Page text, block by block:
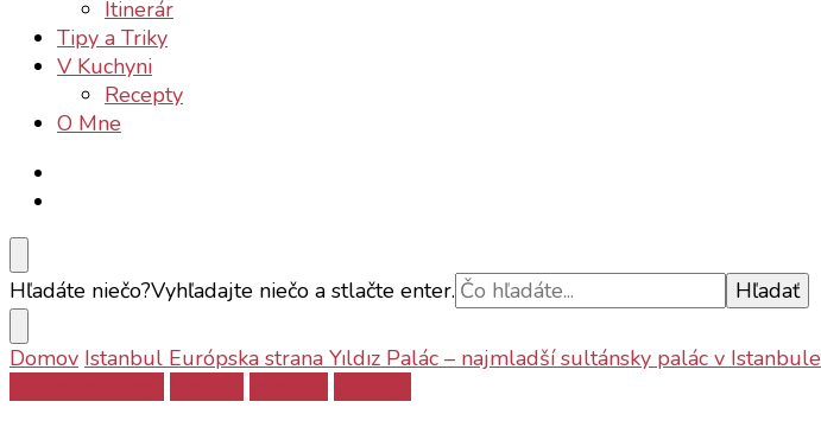
Itinerár
Tipy a Triky
V Kuchyni
Recepty
O Mne
Hľadáte niečo?Vyhľadajte niečo a stlačte enter.
Domov Istanbul Európska strana Yıldız Palác – najmladší sultánsky palác v Istanbule